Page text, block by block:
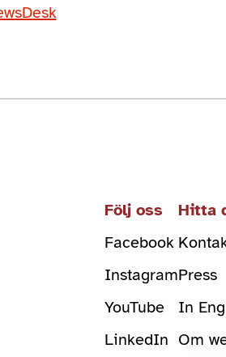
Följ oss
Facebook
Instagram
YouTube
LinkedIn
Hitta
Press
In
Om